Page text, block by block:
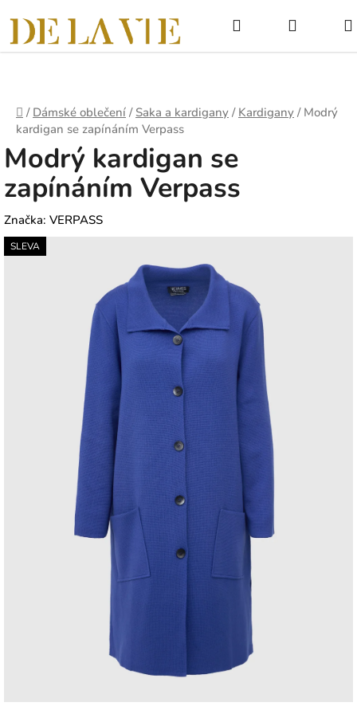
na
obsah
NÁKUPNÍ
KOŠÍK
Domů
/ Dámské oblečení / Saka a kardigany / Kardigany / Modrý
kardigan se zapínáním Verpass
Modrý kardigan se
zapínáním Verpass
Značka: VERPASS
SLEVA